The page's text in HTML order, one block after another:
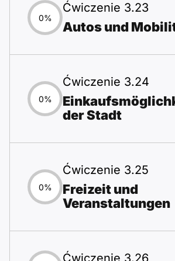
0%
Ćwiczenie 3.23
Autos und
0%
Ćwiczenie 3.24
der Stadt
0%
Ćwiczenie 3.25
Freizeit und
Veranstaltungen
Ćwiczenie 3.26